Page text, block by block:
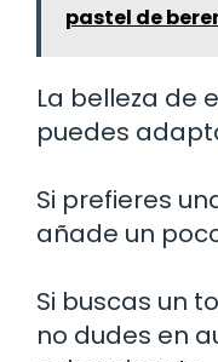
pastel de
La belleza de
puedes
Si prefieres
añade un
Si buscas un
no dudes en